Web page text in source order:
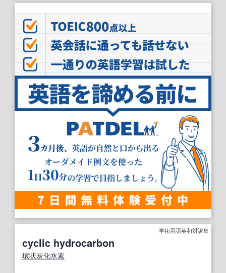
学術用語英和対訳集
cyclic hydrocarbon
環状炭化水素